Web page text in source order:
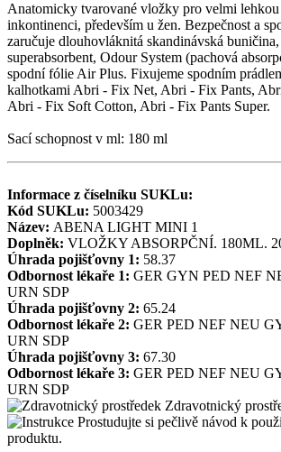
Anatomicky tvarované vložky pro velmi lehkou
inkontinenci, především u žen. Bezpečnost a
zaručuje dlouhovláknitá skandinávská
superabsorbent, Odour System (pachová
spodní fólie Air Plus. Fixujeme spodním
kalhotkami Abri - Fix Net, Abri - Fix Pants,
Abri - Fix Soft Cotton, Abri - Fix Pants Super.
Sací schopnost v ml: 180 ml
Informace z číselníku SUKLu:
Kód SUKLu: 5003429
Název: ABENA LIGHT MINI 1
Doplněk: VLOŽKY ABSORPČNÍ. 180ML.
Úhrada pojišťovny 1: 58.37
Odbornost lékaře 1: GER GYN PED NEF
URN SDP
Úhrada pojišťovny 2: 65.24
Odbornost lékaře 2: GER PED NEF NEU
URN SDP
Úhrada pojišťovny 3: 67.30
Odbornost lékaře 3: GER PED NEF NEU
URN SDP
Zdravotnický
Prostudujte si pečlivě návod k
produktu.